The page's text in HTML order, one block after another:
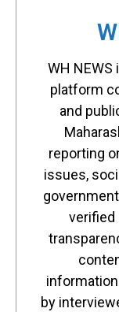
WH
platform
and
reporting
issues,
verified
by